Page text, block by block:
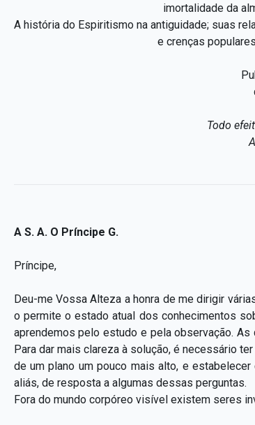
imortalidade da
A história do Espiritismo na antiguidade; suas
e crenças
Todo
A S. A. O Príncipe G.
Príncipe,
Deu-me Vossa Alteza a honra de me dirigir
o permite o estado atual dos conhecimentos
aprendemos pelo estudo e pela observação.
Para dar mais clareza à solução, é necessário
de um plano um pouco mais alto, e
aliás, de resposta a algumas dessas perguntas.
Fora do mundo corpóreo visível existem seres